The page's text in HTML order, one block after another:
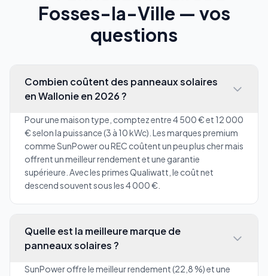
Fosses-la-Ville — vos
questions
Combien coûtent des panneaux solaires
en Wallonie en 2026 ?
Pour une maison type, comptez entre 4 500 € et 12 000
€ selon la puissance (3 à 10 kWc). Les marques premium
comme SunPower ou REC coûtent un peu plus cher mais
offrent un meilleur rendement et une garantie
supérieure. Avec les primes Qualiwatt, le coût net
descend souvent sous les 4 000 €.
Quelle est la meilleure marque de
panneaux solaires ?
SunPower offre le meilleur rendement (22,8 %) et une